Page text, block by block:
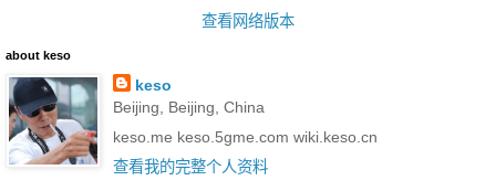
查看网络版本
about keso
keso
Beijing, Beijing, China
keso.me keso.5gme.com wiki.keso.cn
查看我的完整个人资料